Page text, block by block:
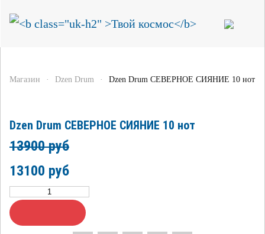
Магазин Dzen Drum Dzen Drum СЕВЕРНОЕ СИЯНИЕ 10 нот
Dzen Drum СЕВЕРНОЕ СИЯНИЕ 10 нот
13900 руб
13100 руб